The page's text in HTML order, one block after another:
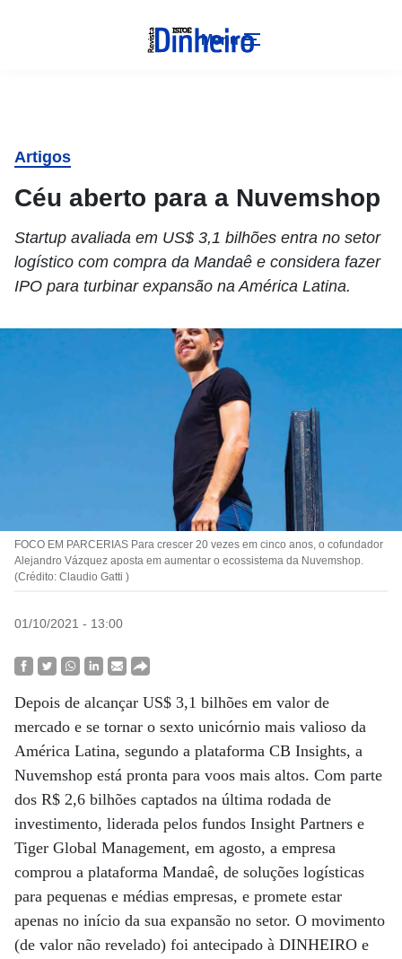
Menu
Artigos
Céu aberto para a Nuvemshop
Startup avaliada em US$ 3,1 bilhões entra no setor
logístico com compra da Mandaê e considera fazer
IPO para turbinar expansão na América Latina.
FOCO EM PARCERIAS Para crescer 20 vezes em cinco anos, o cofundador
Alejandro Vázquez aposta em aumentar o ecossistema da Nuvemshop.
(Crédito: Claudio Gatti )
01/10/2021 - 13:00
Depois de alcançar US$ 3,1 bilhões em valor de
mercado e se tornar o sexto unicórnio mais valioso da
América Latina, segundo a plataforma CB Insights, a
Nuvemshop está pronta para voos mais altos. Com parte
dos R$ 2,6 bilhões captados na última rodada de
investimento, liderada pelos fundos Insight Partners e
Tiger Global Management, em agosto, a empresa
comprou a plataforma Mandaê, de soluções logísticas
para pequenas e médias empresas, e promete estar
apenas no início da sua expansão no setor. O movimento
(de valor não revelado) foi antecipado à DINHEIRO e